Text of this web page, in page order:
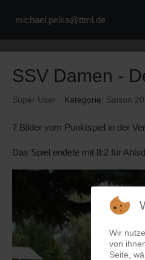
michael.pelka@ttml.de
SSV Damen -
Super User Kategorie: Saison
7 Bilder vom Punktspiel in der
Das Spiel endete mit 8:2 für
Wir
von
Seite,